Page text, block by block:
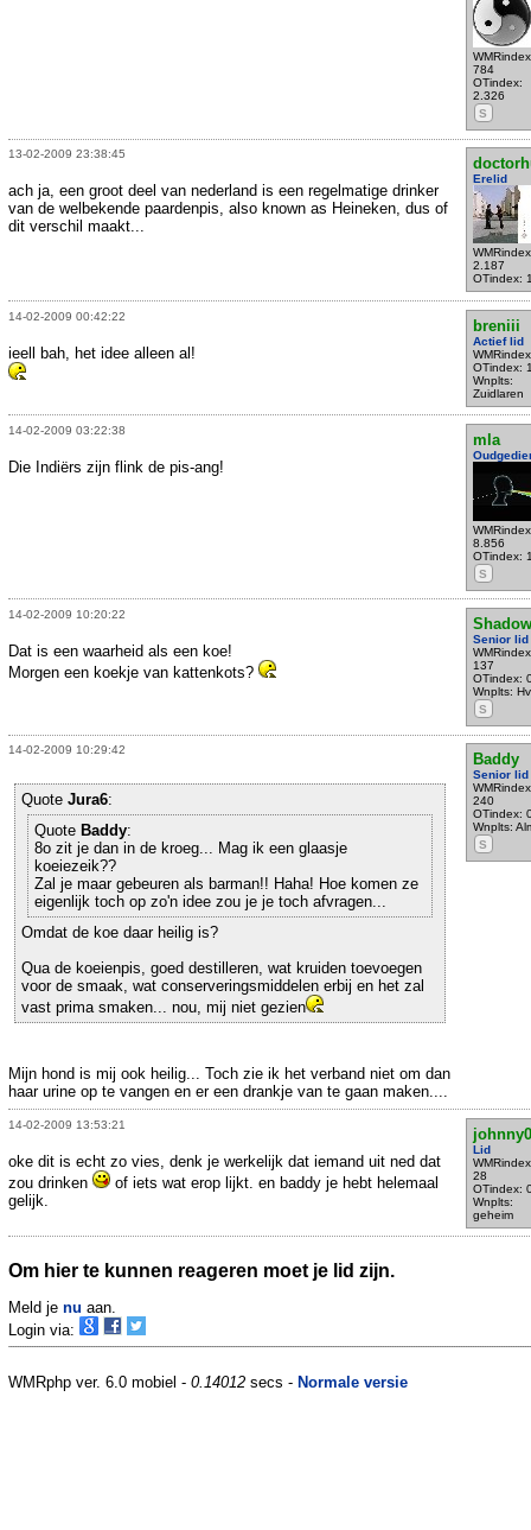
784
OTindex:
2.326
S
13-02-2009 23:38:45
Erelid
2.187
OTindex:
ach ja, een groot deel van nederland is een regelmatige drinker
van de welbekende paardenpis, also known as Heineken, dus of
dit verschil maakt...
14-02-2009 00:42:22
breniii
Actief lid
OTindex:
Wnplts:
Zuidlaren
ieell bah, het idee alleen al!
14-02-2009 03:22:38
mla
8.856
OTindex:
S
Die Indiërs zijn flink de pis-ang!
14-02-2009 10:20:22
Senior lid
137
OTindex:
Wnplts:
S
Dat is een waarheid als een koe!
Morgen een koekje van kattenkots?
14-02-2009 10:29:42
Baddy
Senior lid
240
OTindex:
Wnplts:
S
Quote Jura6:
Quote Baddy:
8o zit je dan in de kroeg... Mag ik een glaasje
koeiezeik??
Zal je maar gebeuren als barman!! Haha! Hoe komen ze
eigenlijk toch op zo'n idee zou je je toch afvragen...
Omdat de koe daar heilig is?
Qua de koeienpis, goed destilleren, wat kruiden toevoegen
voor de smaak, wat conserveringsmiddelen erbij en het zal
vast prima smaken... nou, mij niet gezien
Mijn hond is mij ook heilig... Toch zie ik het verband niet om dan
haar urine op te vangen en er een drankje van te gaan maken....
14-02-2009 13:53:21
Lid
28
OTindex:
Wnplts:
geheim
oke dit is echt zo vies, denk je werkelijk dat iemand uit ned dat
zou drinken
of iets wat erop lijkt. en baddy je hebt helemaal
gelijk.
Om hier te kunnen reageren moet je lid zijn.
Meld je nu aan.
Login via:
WMRphp ver. 6.0 mobiel - 0.14012 secs - Normale versie